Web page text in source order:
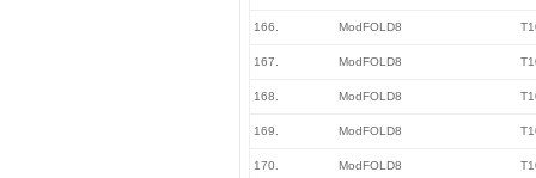
166. ModFOLD8
167. ModFOLD8
168. ModFOLD8
169. ModFOLD8
170. ModFOLD8